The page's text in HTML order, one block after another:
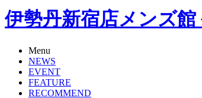
伊勢丹新宿店メンズ
Menu
NEWS
EVENT
FEATURE
RECOMMEND